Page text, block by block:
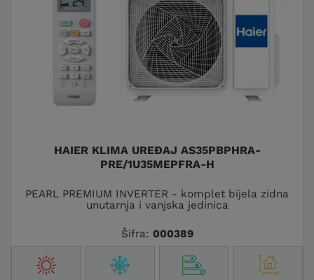
HAIER KLIMA UREĐAJ AS35PBPHRA-
PRE/1U35MEPFRA-H
PEARL PREMIUM INVERTER - komplet bijela zidna
unutarnja i vanjska jedinica
Šifra: 000389